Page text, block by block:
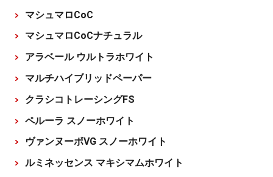
マシュマロCoC
マシュマロCoCナチュラル
アラベール ウルトラホワイト
マルチハイブリッドペーパー
クラシコトレーシングFS
ペルーラ スノーホワイト
ヴァンヌーボVG スノーホワイト
ルミネッセンス マキシマムホワイト